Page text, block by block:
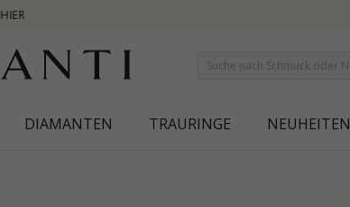
DIAMANTEN TRAURINGE NEUHEITEN